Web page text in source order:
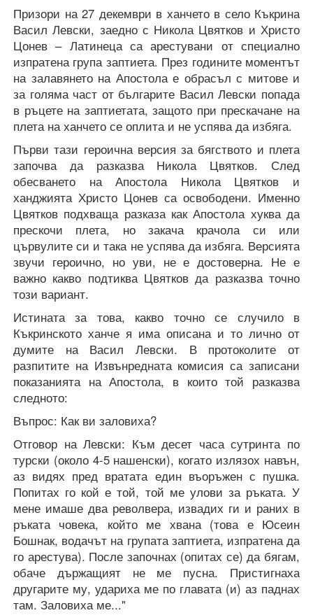
Призори на 27 декември в ханчето в село Къкрина
Васил Левски, заедно с Никола Цвятков и Христо
Цонев – Латинеца са арестувани от специално
изпратена група заптиета. През годините моментът
на залавянето на Апостола е обрасъл с митове и
за голяма част от българите Васил Левски попада
в ръцете на заптиетата, защото при прескачане на
плета на ханчето се оплита и не успява да избяга.
Първи тази героична версия за бягството и плета
започва да разказва Никола Цвятков. След
обесването на Апостола Никола Цвятков и
ханджията Христо Цонев са освободени. Именно
Цвятков подхваща разказа как Апостола хуква да
прескочи плета, но закача крачола си или
цървулите си и така не успява да избяга. Версията
звучи героично, но уви, не е достоверна. Не е
важно какво подтиква Цвятков да разказва точно
този вариант.
Истината за това, какво точно се случило в
Къкринското ханче я има описана и то лично от
думите на Васил Левски. В протоколите от
разпитите на Извънредната комисия са записани
показанията на Апостола, в които той разказва
следното:
Въпрос: Как ви заловиха?
Отговор на Левски: Към десет часа сутринта по
турски (около 4-5 нашенски), когато излязох навън,
аз видях пред вратата един въоръжен с пушка.
Попитах го кой е той, той ме улови за ръката. У
мене имаше два револвера, извадих ги и раних в
ръката човека, който ме хвана (това е Юсеин
Бошнак, водачът на групата заптиета, изпратена да
го арестува). После започнах (опитах се) да бягам,
обаче държащият не ме пусна. Пристигнаха
другарите му, удариха ме по главата (и) аз паднах
там. Заловиха ме..."